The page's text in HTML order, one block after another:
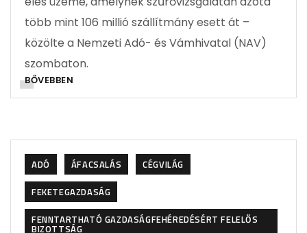
több mint 106 millió szállítmány esett át –
közölte a Nemzeti Adó- és Vámhivatal (NAV)
szombaton.
BŐVEBBEN
ADÓ ÁFACSALÁS
CÉGVILÁG
FEKETEGAZDASÁG
FENNTARTHATÓ GAZDASÁGFEHÉREDÉSÉRT FELELŐS
BIZOTTSÁG